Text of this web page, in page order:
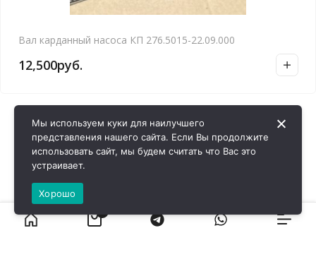
Вал карданный насоса КП 276.5015-22.09.000
12,500руб.
Мы используем куки для наилучшего
представления нашего сайта. Если Вы продолжите
использовать сайт, мы будем считать что Вас это
устраивает.
Хорошо